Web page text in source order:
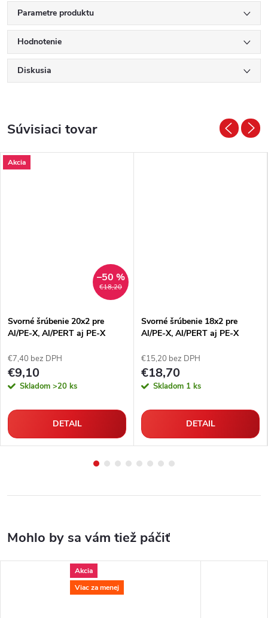
Parametre produktu
Hodnotenie
Diskusia
Súvisiaci tovar
Akcia
€18,20
–50 %
Svorné šrúbenie 20x2 pre
Al/PE-X, Al/PERT aj PE-X
€7,40 bez DPH
€9,10
Skladom >20 ks
DETAIL
Svorné šrúbenie 18x2 pre
Al/PE-X, Al/PERT aj PE-X
€15,20 bez DPH
€18,70
Skladom 1 ks
DETAIL
Akcia
Viac za menej